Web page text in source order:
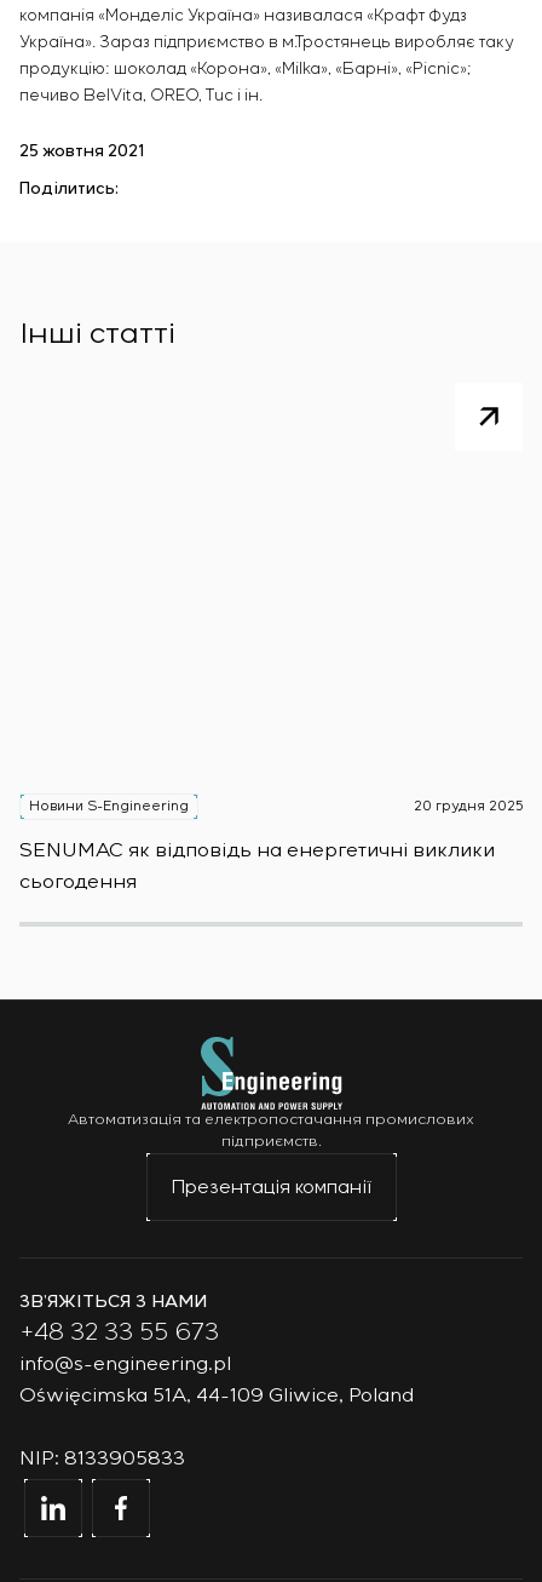
компанія «Монделіс Україна» називалася «Крафт Фудз
Україна». Зараз підприємство в м.Тростянець виробляє таку
продукцію: шоколад «Корона», «Milka», «Барні», «Picnic»;
печиво BelVita, OREO, Tuc і ін.
25 жовтня 2021
Поділитись:
Інші статті
Новини S-Engineering 20 грудня 2025
SENUMAC як відповідь на енергетичні виклики
сьогодення
Автоматизація та електропостачання промислових
підприємств.
Презентація компанії
ЗВ’ЯЖІТЬСЯ З НАМИ
+48 32 33 55 673
info@s-engineering.pl
Oświęcimska 51A, 44-109 Gliwice, Poland
NIP: 8133905833